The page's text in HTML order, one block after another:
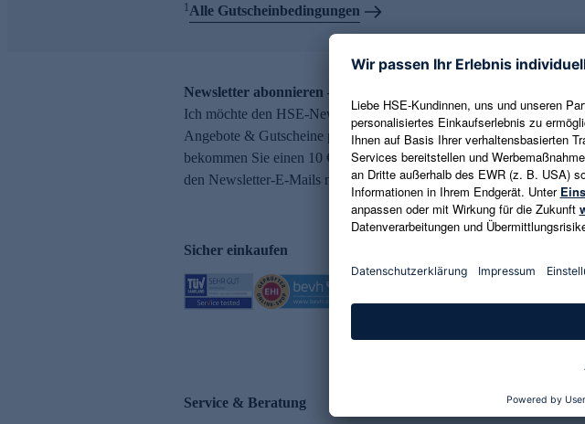
1Alle Gutscheinbedingungen
Newsletter abonnieren – 10 € Gutschein erhalten
Ich möchte den HSE-Newsletter abonnieren und aktuelle Trends,
Angebote & Gutscheine per E-Mail erhalten. Als Dankeschön
bekommen Sie einen 10 € Gutschein. Eine Abmeldung ist jederzeit in
den Newsletter-E-Mails möglich.
Sicher einkaufen
Service & Beratung